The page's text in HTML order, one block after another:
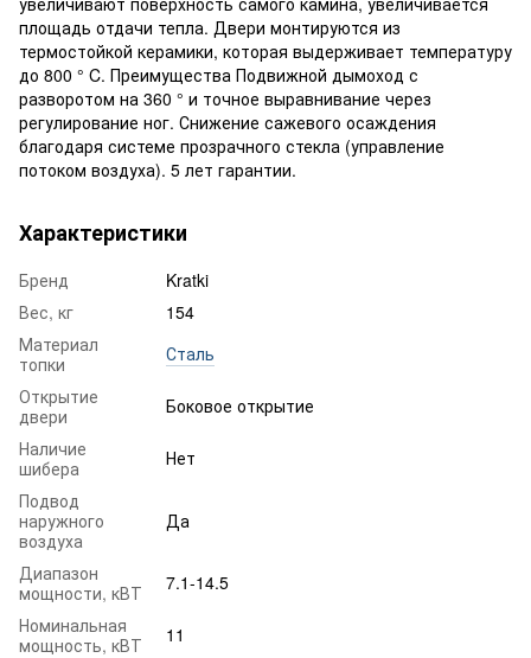
площадь отдачи тепла. Двери монтируются из
термостойкой керамики, которая выдерживает температуру
до 800 ° C. Преимущества Подвижной дымоход с
разворотом на 360 ° и точное выравнивание через
регулирование ног. Снижение сажевого осаждения
благодаря системе прозрачного стекла (управление
потоком воздуха). 5 лет гарантии.
Характеристики
Бренд
Kratki
Вес, кг
154
Материал
топки
Сталь
Открытие
двери
Боковое открытие
Наличие
шибера
Нет
Подвод
наружного
воздуха
Да
Диапазон
мощности, кВТ
7.1-14.5
Номинальная
мощность, кВТ
11